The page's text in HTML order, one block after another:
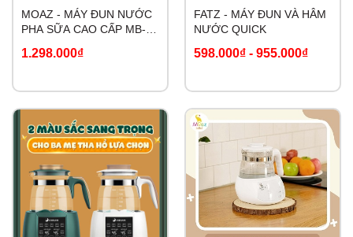
MOAZ - MÁY ĐUN NƯỚC
PHA SỮA CAO CẤP MB-
1.298.000₫
FATZ - MÁY ĐUN VÀ HÂM
NƯỚC QUICK
598.000₫ - 955.000₫